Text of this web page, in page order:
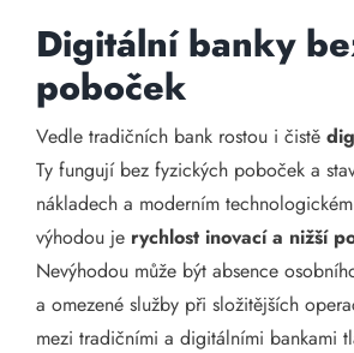
Digitální banky
poboček
Vedle tradičních bank rostou i čistě
Ty fungují bez fyzických poboček a
nákladech a moderním
výhodou je rychlost inovací a nižší
Nevýhodou může být absence
a omezené služby při složitějších
mezi tradičními a digitálními bankami